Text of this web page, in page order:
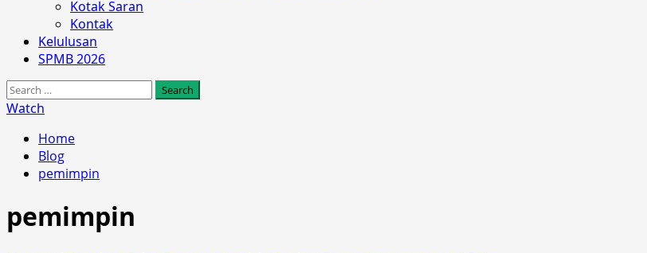
Kotak Saran
Kontak
Kelulusan
SPMB 2026
Search
for:
Watch
Home
Blog
pemimpin
pemimpin